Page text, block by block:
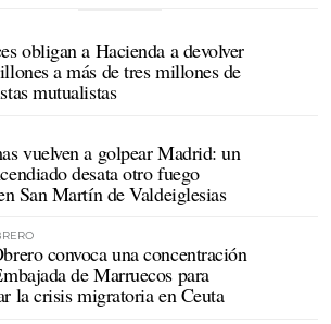
obligan a Hacienda a devolver
a más de tres millones de
mutualistas
vuelven a golpear Madrid: un
desata otro fuego
San Martín de Valdeiglesias
convoca una concentración
de Marruecos para
la crisis migratoria en Ceuta